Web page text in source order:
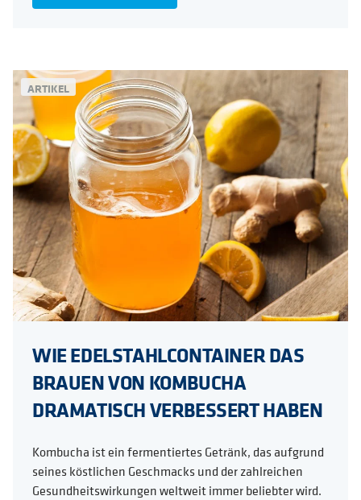
ARTIKEL
WIE EDELSTAHLCONTAINER DAS
BRAUEN VON KOMBUCHA
DRAMATISCH VERBESSERT HABEN
Kombucha ist ein fermentiertes Getränk, das aufgrund
seines köstlichen Geschmacks und der zahlreichen
Gesundheitswirkungen weltweit immer beliebter wird.